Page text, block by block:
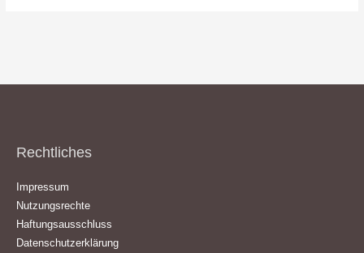
Rechtliches
Impressum
Nutzungsrechte
Haftungsausschluss
Datenschutzerklärung